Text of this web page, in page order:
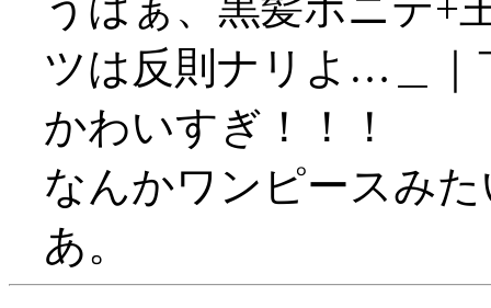
ツは反則ナリよ…＿｜
かわいすぎ！！！
なんかワンピースみ
あ。